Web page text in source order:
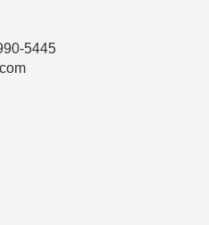
5445